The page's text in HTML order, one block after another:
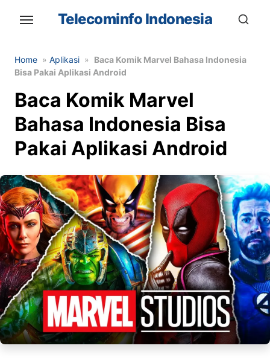
content
Telecominfo Indonesia
Home » Aplikasi » Baca Komik Marvel Bahasa Indonesia
Bisa Pakai Aplikasi Android
Baca Komik Marvel
Bahasa Indonesia Bisa
Pakai Aplikasi Android